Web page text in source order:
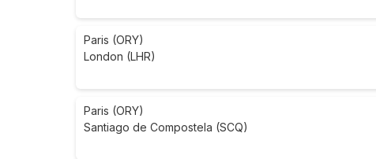
Paris (ORY)
London (LHR)
Paris (ORY)
Santiago de Compostela (SCQ)